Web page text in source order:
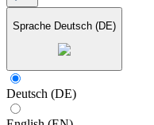
Sprache Deutsch (DE)
Deutsch (DE)